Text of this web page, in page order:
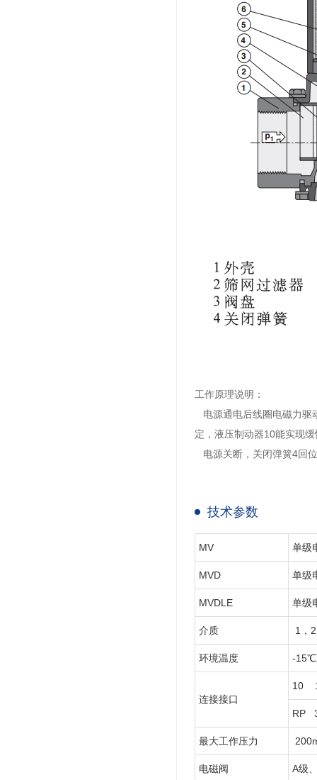
工作原理说明：
电源通电后线圈电磁力驱
定，液压制动器10能实现
电源关断，关闭弹簧4回
技术参数
MV 单级
MVD 单级
MVDLE 单级
介质 1，
环境温度 -
连接接口
10
RP
最大工作压力
电磁阀 A级